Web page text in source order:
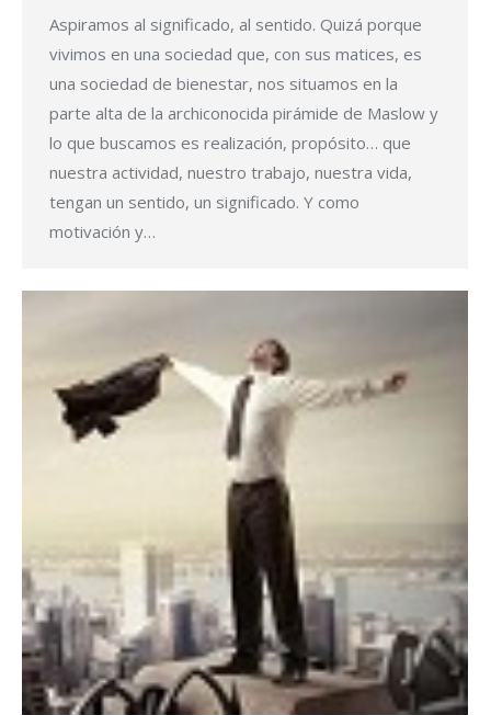
Aspiramos al significado, al sentido. Quizá porque
vivimos en una sociedad que, con sus matices, es
una sociedad de bienestar, nos situamos en la
parte alta de la archiconocida pirámide de Maslow y
lo que buscamos es realización, propósito… que
nuestra actividad, nuestro trabajo, nuestra vida,
tengan un sentido, un significado. Y como
motivación y…